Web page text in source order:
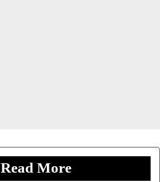
Read More